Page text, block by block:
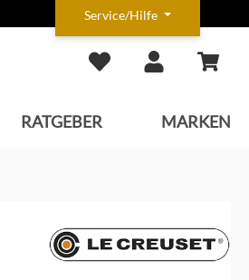
Service/Hilfe
RATGEBER MARKEN